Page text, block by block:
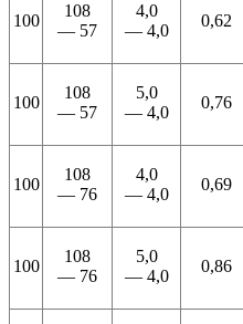
100
108
— 57
4,0
— 4,0
0,62
100
108
— 57
5,0
— 4,0
0,76
100
108
— 76
4,0
— 4,0
0,69
100
108
— 76
5,0
— 4,0
0,86